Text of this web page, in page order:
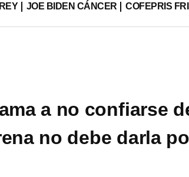
JOE BIDEN CÁNCER COFEPRIS
a no confiarse
no debe darla